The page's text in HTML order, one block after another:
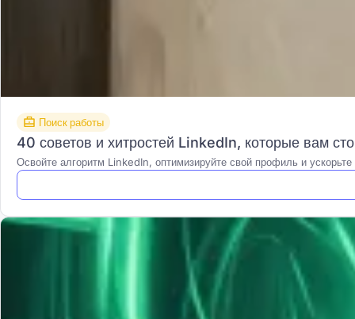
Поиск работы
40 советов и хитростей LinkedIn, которые вам
Освойте алгоритм LinkedIn, оптимизируйте свой профиль и